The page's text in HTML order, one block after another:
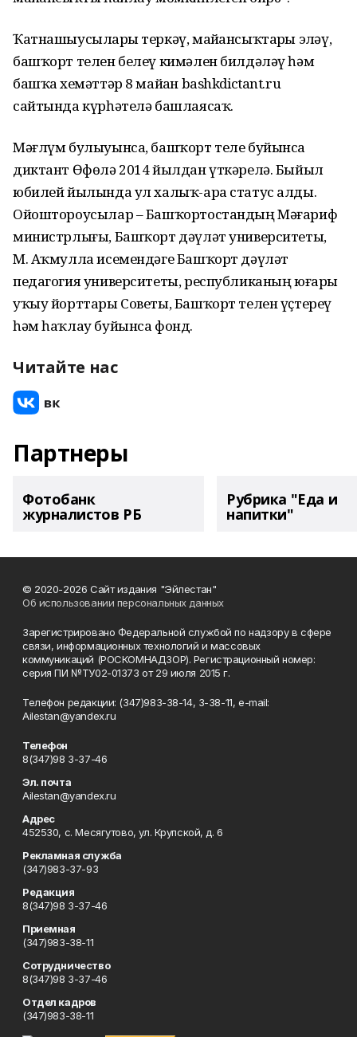
Ҡатнашыусыларҙы теркәү, майҙансыҡтарҙы эҙләү,
башҡорт телен белеү кимәлен билдәләү һәм
башҡа хеҙмәттәр 8 майҙан bashkdictant.ru
сайтында күрһәтелә башлаясаҡ.
Мәғлүм булыуынса, башҡорт теле буйынса
диктант Өфөлә 2014 йылдан үткәрелә. Быйыл
юбилей йылында ул халыҡ-ара статус алды.
Ойоштороусылар – Башҡортостандың Мәғариф
министрлығы, Башҡорт дәүләт университеты,
М. Аҡмулла исемендәге Башҡорт дәүләт
педагогия университеты, республиканың юғары
уҡыу йорттары Советы, Башҡорт телен үҫтереү
һәм һаҡлау буйынса фонд.
Читайте нас
Партнеры
Фотобанк
журналистов РБ
Рубрика "Еда и
напитки"
© 2020-2026 Сайт издания "Эйлестан"
Об использовании персональных данных
Зарегистрировано Федеральной службой по надзору в сфере
связи, информационных технологий и массовых
коммуникаций (РОСКОМНАДЗОР). Регистрационный номер:
серия ПИ №ТУ02-01373 от 29 июля 2015 г.
Телефон редакции: (347)983-38-14, 3-38-11, e-mail:
Ailestan@yandex.ru
Телефон
8(347)98 3-37-46
Эл. почта
Ailestan@yandex.ru
Адрес
452530, с. Месягутово, ул. Крупской, д. 6
Рекламная служба
(347)983-37-93
Редакция
8(347)98 3-37-46
Приемная
(347)983-38-11
Сотрудничество
8(347)98 3-37-46
Отдел кадров
(347)983-38-11